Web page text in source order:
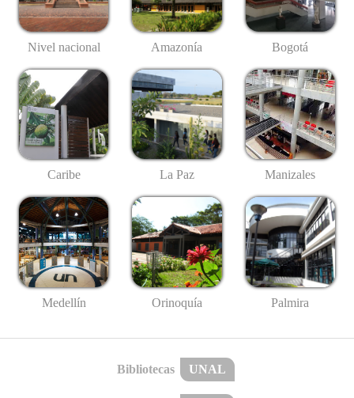
Nivel nacional Amazonía Bogotá
Caribe La Paz Manizales
Medellín Orinoquía Palmira
Bibliotecas UNAL